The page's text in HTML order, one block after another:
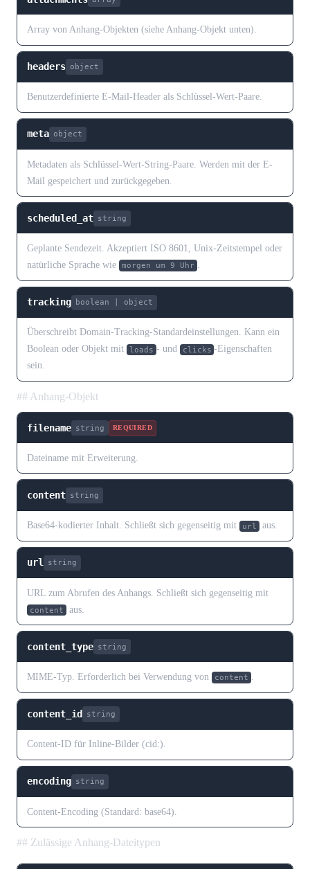
Array von Anhang-Objekten (siehe Anhang-Objekt unten).
headers object
Benutzerdefinierte E-Mail-Header als Schlüssel-Wert-Paare.
meta object
Metadaten als Schlüssel-Wert-String-Paare. Werden mit der E-
Mail gespeichert und zurückgegeben.
scheduled_at string
Geplante Sendezeit. Akzeptiert ISO 8601, Unix-Zeitstempel oder
natürliche Sprache wie morgen um 9 Uhr .
tracking boolean | object
Überschreibt Domain-Tracking-Standardeinstellungen. Kann ein
Boolean oder Objekt mit loads - und clicks -Eigenschaften
sein.
## Anhang-Objekt
filename string REQUIRED
Dateiname mit Erweiterung.
content string
Base64-kodierter Inhalt. Schließt sich gegenseitig mit url aus.
url string
URL zum Abrufen des Anhangs. Schließt sich gegenseitig mit
content aus.
content_type string
MIME-Typ. Erforderlich bei Verwendung von content .
content_id string
Content-ID für Inline-Bilder (cid:).
encoding string
Content-Encoding (Standard: base64).
## Zulässige Anhang-Dateitypen